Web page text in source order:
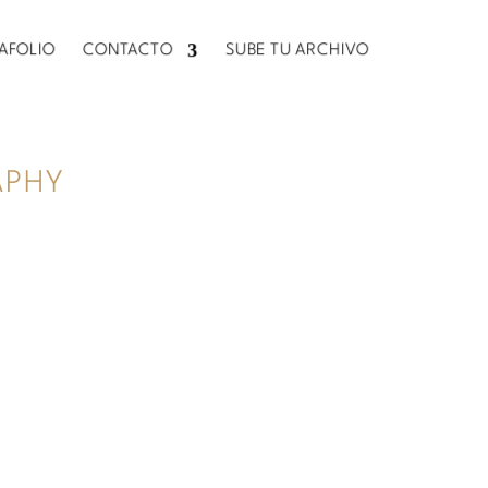
CONTACTO SUBE TU ARCHIVO
CONTACTO SUBE TU ARCHIVO